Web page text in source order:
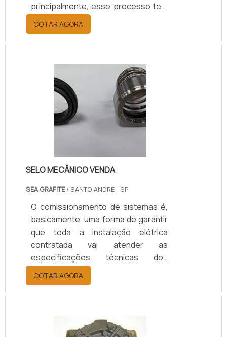
principalmente, esse processo tem
a finalidade de realizar reparos nas
instalações ou até mesmo evitá-los.
CONHEÇA A GARANTIA DE MUITOS
serviço seja feito por uma empresa
de manutenção de disjuntor
Siemens renomada, por isso o
contratante de fazer uma pesquisa
de mercado, para ter certeza que a
empresa tenha: Qualidade; Bom
COTAR AGORA
SELO MECÂNICO VENDA
SEA GRAFITE/ SANTO ANDRÉ - SP
O comissionamento de sistemas é,
basicamente, uma forma de garantir
que toda a instalação elétrica
contratada vai atender as
especificações técnicas dos
projetos e memoriais, preservando
a integridade dos usuários e
equipamentos a serem conectados
contratante.SAIBA MAIS SOBRE
COMO O PROCESSO OFERECE
COTAR AGORA